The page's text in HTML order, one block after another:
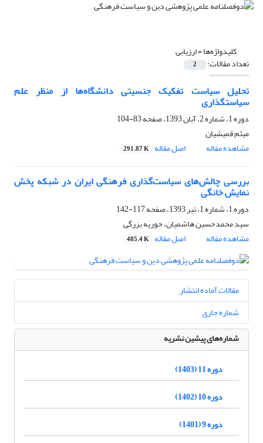
کلیدواژه‌ها =ارزیابی
تعداد مقالات: 2
تحلیل سیاست تفکیک جنسیتی دانشگاه‌ها از منظر علم
سیاستگذاری
دوره 1، شماره 2، آبان 1393، صفحه
83-104
میثم قمیشیان
مشاهده مقاله
اصل مقاله 291.87 K
بررسی چالش‌های سیاست‌گذاری فرهنگی ایران در شبکه پخش
نمایش خانگی
دوره 1، شماره 1، تیر 1393، صفحه
117-142
سید محمدحسین هاشمیان، حوریه بزرگی
مشاهده مقاله
اصل مقاله 485.4 K
مقالات آماده انتشار
شماره جاری
شماره‌های پیشین نشریه
دوره 11 (1403)
دوره 10 (1402)
دوره 9 (1401)